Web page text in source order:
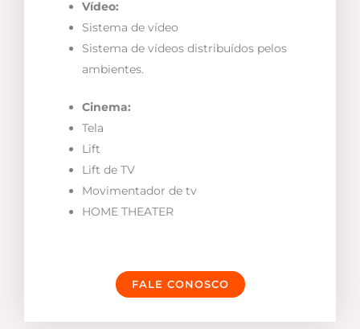
Vídeo:
Sistema de vídeo
Sistema de vídeos distribuídos pelos
ambientes.
Cinema:
Tela
Lift
Lift de TV
Movimentador de tv
HOME THEATER
FALE CONOSCO